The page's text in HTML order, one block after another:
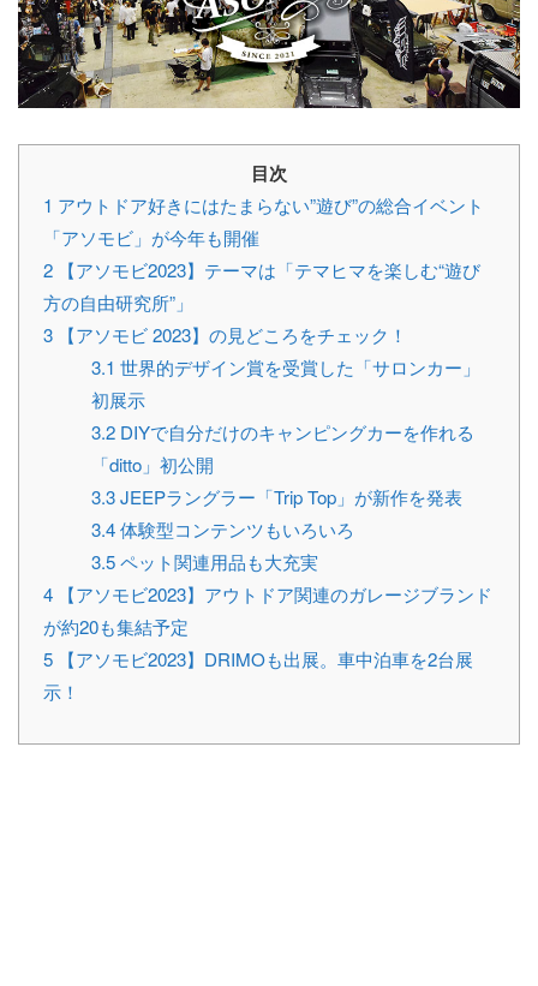
目次
1 アウトドア好きにはたまらない”遊び”の総合イベント
「アソモビ」が今年も開催
2 【アソモビ2023】テーマは「テマヒマを楽しむ“遊び
方の自由研究所”」
3 【アソモビ 2023】の見どころをチェック！
3.1 世界的デザイン賞を受賞した「サロンカー」
初展示
3.2 DIYで自分だけのキャンピングカーを作れる
「ditto」初公開
3.3JEEPラングラー「Trip Top」が新作を発表
3.4体験型コンテンツもいろいろ
3.5ペット関連用品も大充実
4 【アソモビ2023】アウトドア関連のガレージブランド
が約20も集結予定
5 【アソモビ2023】DRIMOも出展。車中泊車を2台展
示！